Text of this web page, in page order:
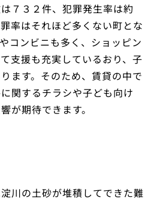
７３２件、犯罪発生率は約
率はそれほど多くない町とな
コンビニも多く、ショッピン
支援も充実しているおり、子
ます。そのため、賃貸の中で
関するチラシや子ども向け
が期待できます。
川の土砂が堆積してできた難